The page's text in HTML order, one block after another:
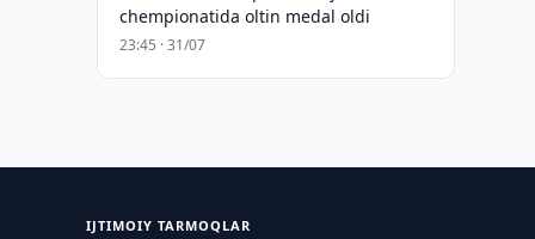
chempionatida oltin medal oldi
23:45 · 31/07
IJTIMOIY TARMOQLAR